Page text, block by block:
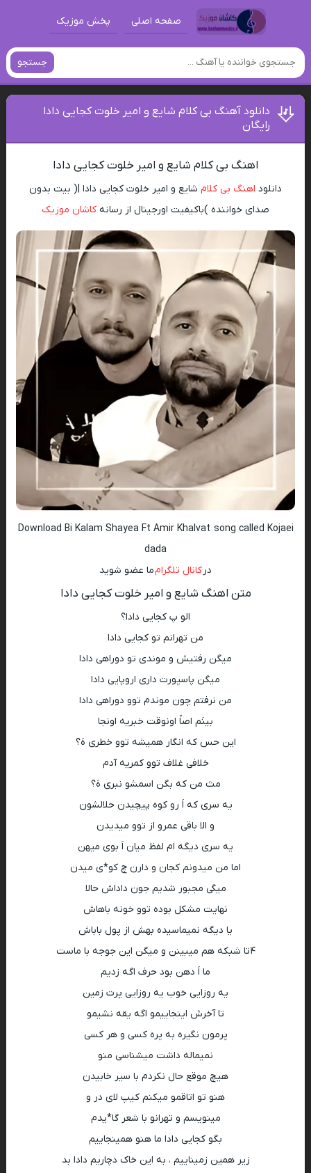
صفحه اصلی پخش موزیک
جستجو
دانلود آهنگ بی کلام شایع و امیر خلوت کجایی دادا
رایگان
اهنگ بی کلام شایع و امیر خلوت کجایی دادا
دانلود اهنگ بی کلام شایع و امیر خلوت کجایی دادا |( بیت بدون
صدای خواننده )باکیفیت اورجینال از رسانه کاشان موزیک
Download Bi Kalam Shayea Ft Amir Khalvat song called Kojaei
dada
در کانال تلگرامما عضو شوید
متن اهنگ شایع و امیر خلوت کجایی دادا
الو پ کجایی دادا؟
من تهرانم تو کجایی دادا
میگن رفتیش و موندی تو دوراهی دادا
میگن پاسپورت داری اروپایی دادا
من نرفتم چون موندم توو دوراهی دادا
بینَم اصاً اونوقت خبریه اونجا
این حس که انگار همیشه توو خطری هَ؟
خلافی غلاف توو کمریه آدم
مث من که بگن اسمشو نبری هَ؟
یه سری که اَ رو کوه پیچیدن حلالشون
و الا باقی عمرو از توو میدیدن
یه سری دیگه ام لفظ میان اَ بوی میهن
اما من میدونم کجان و دارن چ کو*ی میدن
میگی مجبور شدیم جون داداش حالا
نهایت مشکل بوده توو خونه باهاش
یا دیگه نمیماسیده بهش از پول باباش
۴تا شبکه هم میبینن و میگن این جوجه با ماست
ما اَ دهن بود حرف اگه زدیم
یه روزایی خوب یه روزایی پرت زمین
تا آخرش اینجاییمو اگه یقه نشیمو
پرمون نگیره به پره کسی و هر کسی
نمیماله داشت میشناسی منو
هیچ موقع حال نکردم با سیر خابیدن
هنو تو اتاقمو میکنم کیپ لای در و
مینویسم و تهرانو با شعر گا*یدم
بگو کجایی دادا ما هنو همینجاییم
زیر همین زمیناییم ، به این خاک دچاریم دادا بد